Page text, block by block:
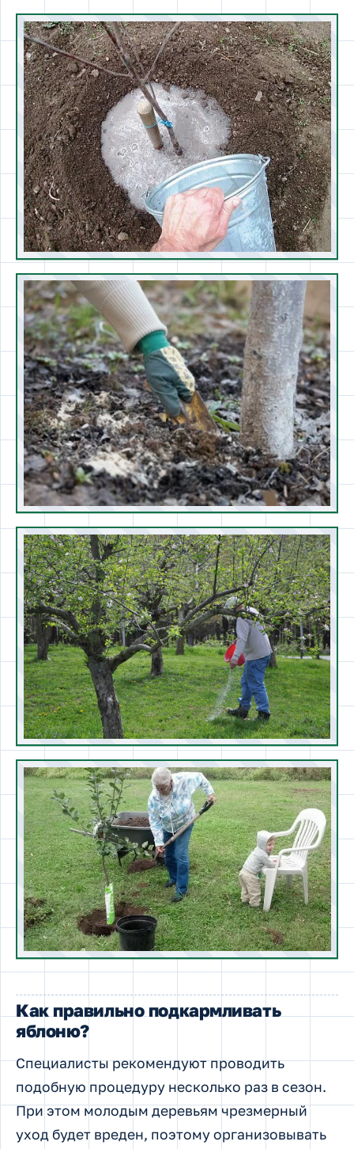
Как правильно подкармливать
яблоню?
Специалисты рекомендуют проводить
подобную процедуру несколько раз в сезон.
При этом молодым деревьям чрезмерный
уход будет вреден, поэтому организовывать